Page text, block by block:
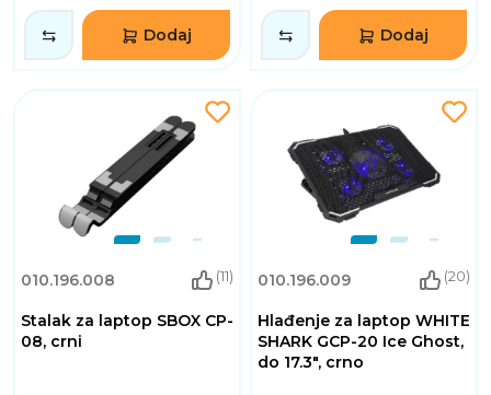
Dodaj Dodaj
010.196.008 (11)
Stalak za laptop SBOX CP-
08, crni
010.196.009 (20)
Hlađenje za laptop WHITE
SHARK GCP-20 Ice Ghost,
do 17.3", crno